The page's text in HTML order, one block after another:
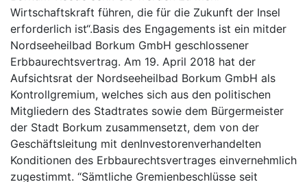
Wirtschaftskraft führen, die für die Zukunft der Insel
erforderlich ist“.Basis des Engagements ist ein mitder
Nordseeheilbad Borkum GmbH geschlossener
Erbbaurechtsvertrag. Am 19. April 2018 hat der
Aufsichtsrat der Nordseeheilbad Borkum GmbH als
Kontrollgremium, welches sich aus den politischen
Mitgliedern des Stadtrates sowie dem Bürgermeister
der Stadt Borkum zusammensetzt, dem von der
Geschäftsleitung mit denInvestorenverhandelten
Konditionen des Erbbaurechtsvertrages einvernehmlich
zugestimmt. “Sämtliche Gremienbeschlüsse seit